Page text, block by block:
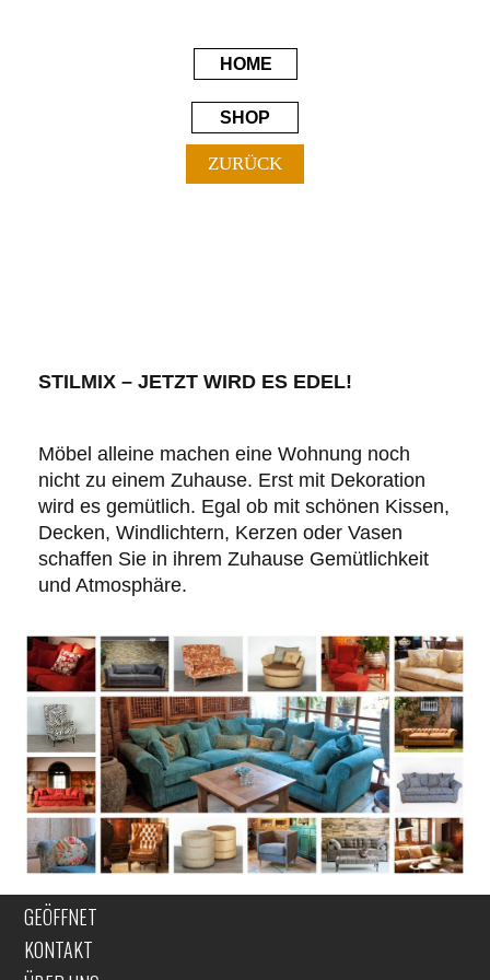
HOME
SHOP
ZURÜCK
STILMIX – JETZT WIRD ES EDEL!
Möbel alleine machen eine Wohnung noch
nicht zu einem Zuhause. Erst mit Dekoration
wird es gemütlich. Egal ob mit schönen Kissen,
Decken, Windlichtern, Kerzen oder Vasen
schaffen Sie in ihrem Zuhause Gemütlichkeit
und Atmosphäre.
GEÖFFNET
KONTAKT